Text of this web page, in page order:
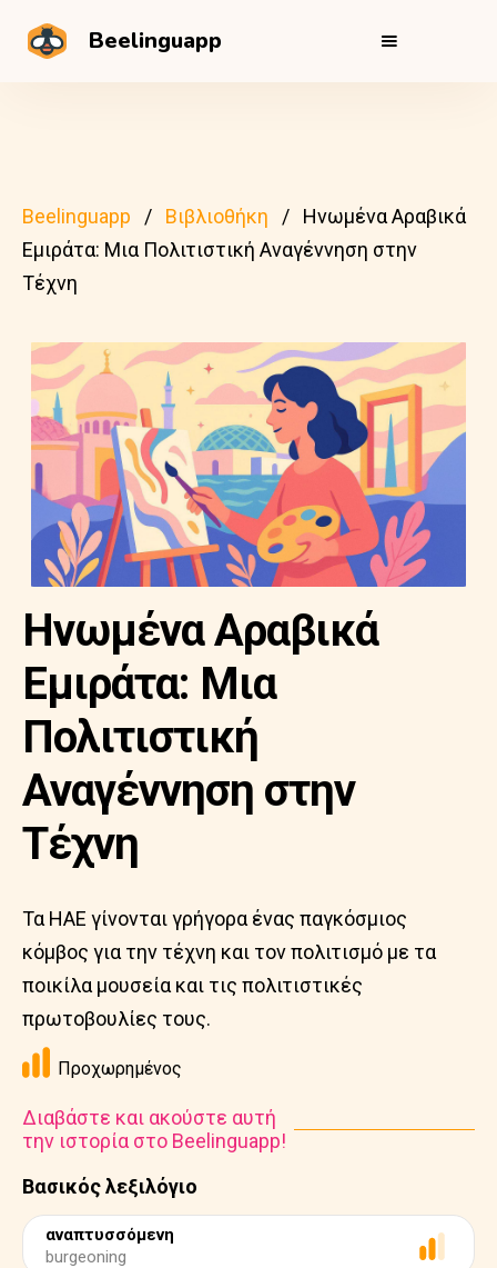
Beelinguapp
Beelinguapp Βιβλιοθήκη
Ηνωμένα Αραβικά
Εμιράτα: Μια Πολιτιστική Αναγέννηση στην
Τέχνη
Βασικός λεξιλόγιο
αναπτυσσόμενη
burgeoning
Ηνωμένα Αραβικά
Εμιράτα: Μια
Πολιτιστική
Αναγέννηση στην
Τέχνη
Τα ΗΑΕ γίνονται γρήγορα ένας παγκόσμιος
κόμβος για την τέχνη και τον πολιτισμό με τα
ποικίλα μουσεία και τις πολιτιστικές
πρωτοβουλίες τους.
Προχωρημένος
Διαβάστε και ακούστε αυτή
την ιστορία στο Beelinguapp!